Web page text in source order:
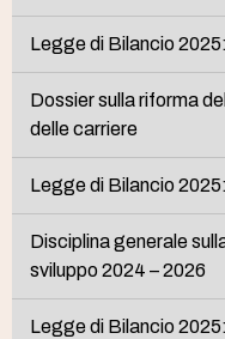
Legge di Bilancio
Dossier sulla riforma
delle carriere
Legge di Bilancio
Disciplina generale
sviluppo 2024 – 2026
Legge di Bilancio